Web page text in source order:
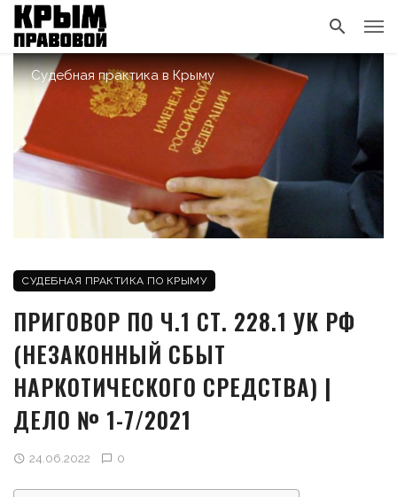
Судебная практика в Крыму
СУДЕБНАЯ ПРАКТИКА ПО КРЫМУ
ПРИГОВОР ПО Ч.1 СТ. 228.1 УК РФ
(НЕЗАКОННЫЙ СБЫТ
НАРКОТИЧЕСКОГО СРЕДСТВА) |
ДЕЛО № 1-7/2021
24.06.2022 0